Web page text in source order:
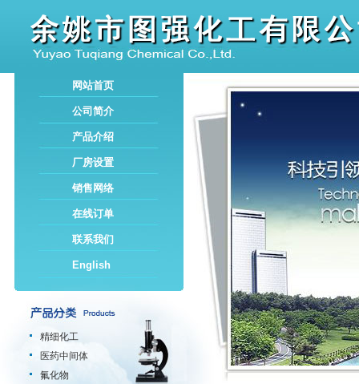
网站首页
公司简介
产品介绍
厂房设置
销售网络
在线订单
联系我们
English
精细化工
医药中间体
氟化物